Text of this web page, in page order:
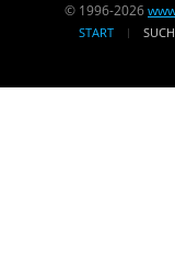
© 1996-2026
START